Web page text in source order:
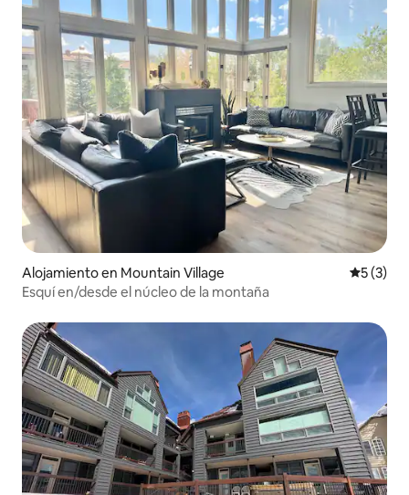
Alojamiento en Mountain Village
5 (3)
Esquí en/desde el núcleo de la montaña